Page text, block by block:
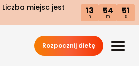
Liczba miejsc jest
13
h
54
m
50
s
Rozpocznij dietę